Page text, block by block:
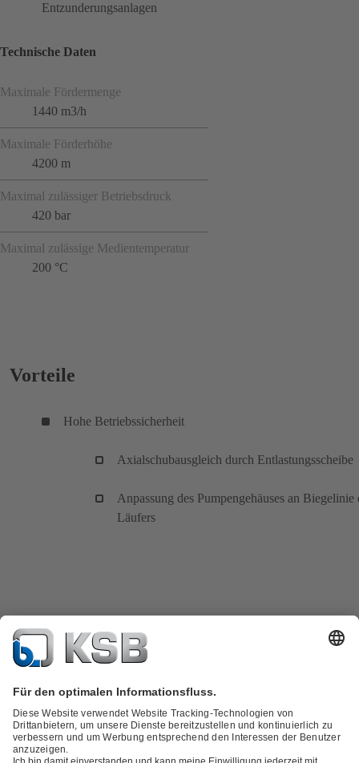
Entzunderungsanlagen
Technische Daten
Maximale Fördermenge
1440 m3/h
Maximale Förderhöhe
4200 m
Maximal zulässiger Betriebsdruck
420 bar
Maximal zulässige Medientemperatur
200 °C
Vorteile
Hohe Betriebssicherheit
Axialschubausgleich durch Entlastungsscheibe
Anpassung des Pumpengehäuses an Biegelinie
Läufers